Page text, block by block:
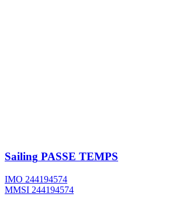
Sailing PASSE TEMPS
IMO 244194574
MMSI 244194574